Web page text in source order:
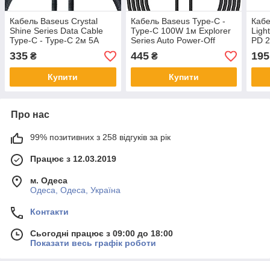
Кабель Baseus Crystal
Shine Series Data Cable
Type-C - Type-C 2м 5A
100W Black CAJY000701
335 ₴
Купити
Кабель Baseus Type-C -
Type-C 100W 1м Explorer
Series Auto Power-Off
Black
445₴
Купити
PD
195
Про нас
99% позитивних з 258 відгуків за рік
Працює з 12.03.2019
м. Одеса
Одеса, Одеса, Україна
Контакти
Сьогодні працює з 09:00 до 18:00
Показати весь графік роботи